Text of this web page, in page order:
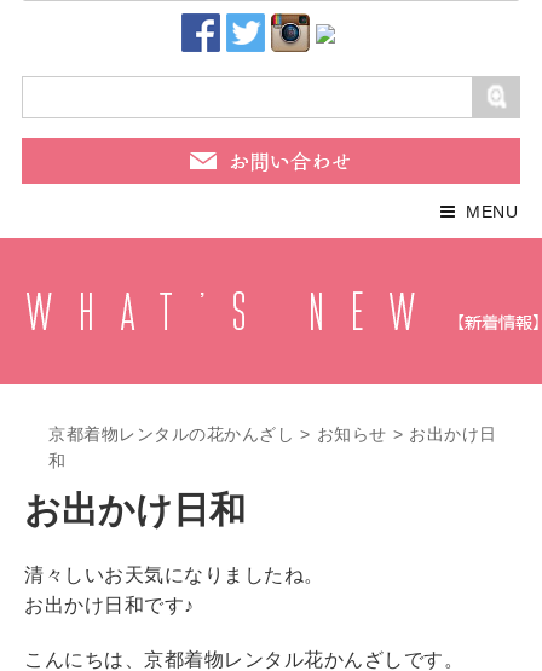
MENU
京都着物レンタルの花かんざし > お知らせ > お出かけ日
和
お出かけ日和
清々しいお天気になりましたね。
お出かけ日和です♪
こんにちは、京都着物レンタル花かんざしです。